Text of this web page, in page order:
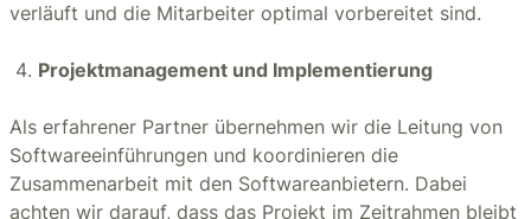
verläuft und die Mitarbeiter optimal vorbereitet sind.
Projektmanagement und Implementierung
Als erfahrener Partner übernehmen wir die Leitung von
Softwareeinführungen und koordinieren die
Zusammenarbeit mit den Softwareanbietern. Dabei
achten wir darauf, dass das Projekt im Zeitrahmen bleibt